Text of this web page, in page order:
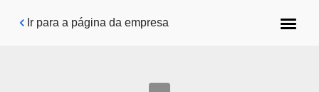
Pular para o conteúdo principal
Ir para a página da empresa